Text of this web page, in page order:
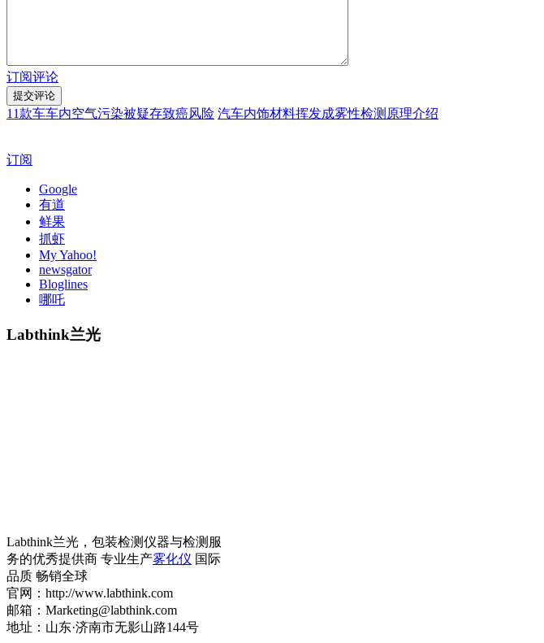
订阅评论
11款车车内空气污染被疑存致癌风险 汽车内饰材料挥发成雾性检测原理介绍
订阅
Google
有道
鲜果
抓虾
My Yahoo!
newsgator
Bloglines
哪吒
Labthink兰光
Labthink兰光，包装检测仪器与检测服
务的优秀提供商 专业生产雾化仪 国际
品质 畅销全球
官网：http://www.labthink.com
邮箱：Marketing@labthink.com
地址：山东·济南市无影山路144号